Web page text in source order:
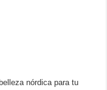
nórdica para tu